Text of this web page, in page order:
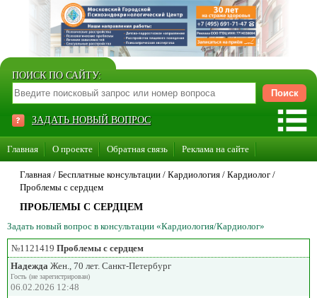
ПОИСК ПО САЙТУ:
ЗАДАТЬ НОВЫЙ ВОПРОС
Главная О проекте Обратная связь Реклама на сайте
Стать консультантом нашего сайта
Главная / Бесплатные консультации / Кардиология / Кардиолог /
Проблемы с сердцем
ПРОБЛЕМЫ С СЕРДЦЕМ
Задать новый вопрос в консультации «Кардиология/Кардиолог»
№1121419 Проблемы с сердцем
Надежда Жен., 70 лет. Санкт-Петербург
Гость (не зарегистрирован)
06.02.2026 12:48